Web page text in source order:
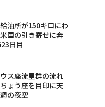
油所が150キロにわ
国の引き寄せに奔
日目
ス座流星群の流れ
ょう座を目印に天
の夜空